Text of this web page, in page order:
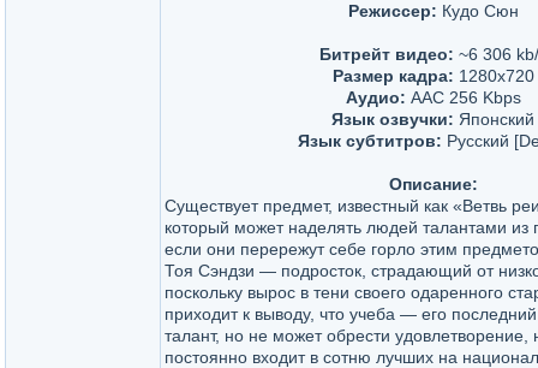
Режиссер: Кудо Сюн
Битрейт видео: ~6 306
Размер кадра: 1280х720
Аудио: AAC 256 Kbps
Язык озвучки: Японский
Язык субтитров: Русский
Описание:
Существует предмет, известный как «Ветвь
который может наделять людей талантами
если они перережут себе горло этим
Тоя Сэндзи — подросток, страдающий от
поскольку вырос в тени своего одаренного
приходит к выводу, что учеба — его
талант, но не может обрести удовлетворение,
постоянно входит в сотню лучших на